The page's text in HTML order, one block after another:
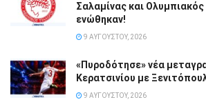
Σαλαμίνας και
ενώθηκαν!
9 ΑΥΓΟΎΣΤΟΥ, 2026
«Πυροδότησε» νέα
Κερατσινίου με
9 ΑΥΓΟΎΣΤΟΥ, 2026